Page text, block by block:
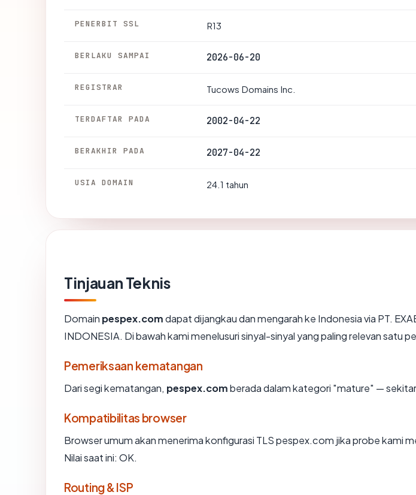
PENERBIT SSL R13
BERLAKU SAMPAI 2026-06-20
REGISTRAR Tucows Domains Inc.
TERDAFTAR PADA 2002-04-22
BERAKHIR PADA 2027-04-22
USIA DOMAIN 24.1 tahun
Tinjauan Teknis
Domain pespex.comdapat dijangkau dan mengarah ke Indonesia via PT.
INDONESIA. Di bawah kami menelusuri sinyal-sinyal yang paling relevan satu
Pemeriksaan kematangan
Dari segi kematangan, pespex.comberada dalam kategori "mature" —
Kompatibilitas browser
Browser umum akan menerima konfigurasi TLS pespex.com jika probe kami
Nilai saat ini: OK.
Routing & ISP